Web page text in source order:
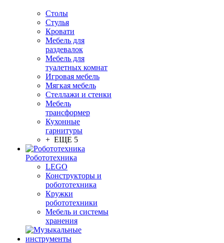
Столы
Cтулья
Кровати
Мебель для
раздевалок
Мебель для
туалетных комнат
Игровая мебель
Мягкая мебель
Стеллажи и стенки
Мебель
трансформер
Кухонные
гарнитуры
+ ЕЩЕ 5
Робототехника
LEGO
Конструкторы и
робототехника
Кружки
робототехники
Мебель и системы
хранения